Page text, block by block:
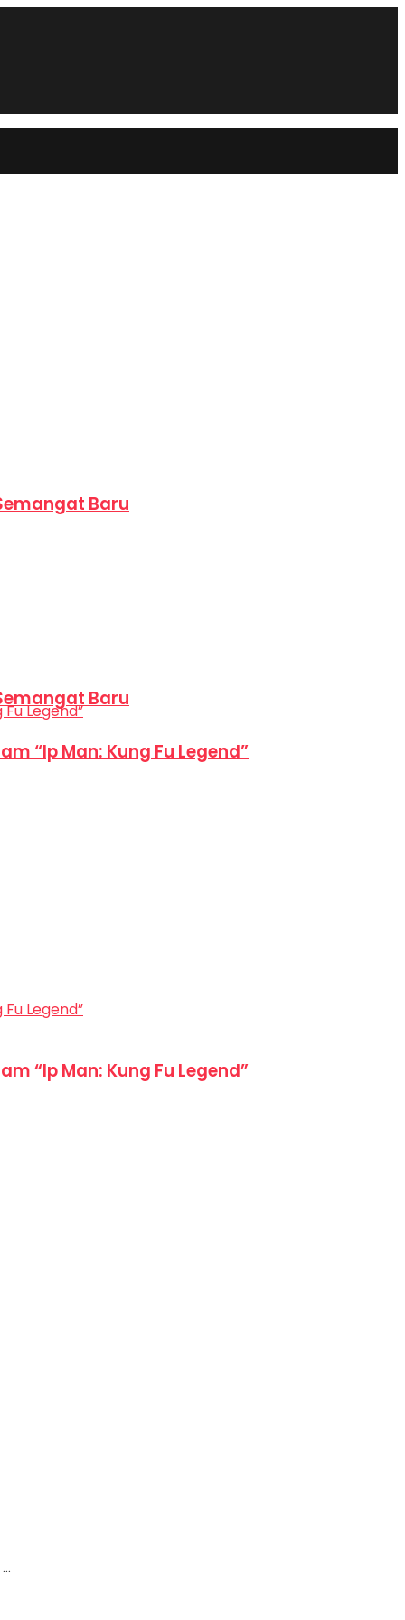
Baru
“Ip Man: Kung Fu Legend”
Baru
“Ip Man: Kung Fu Legend”